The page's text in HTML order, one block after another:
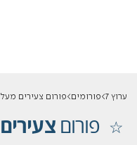
ערוץ 7 פורומים פורום צעירים
פורום